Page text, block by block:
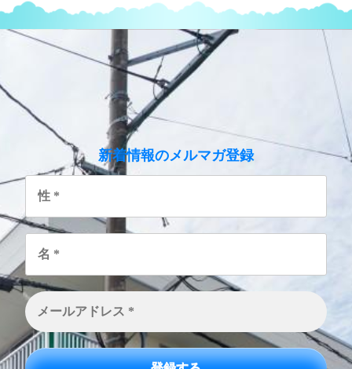
新着情報のメルマガ登録
性
名
メ
ー
ル
ア
ド